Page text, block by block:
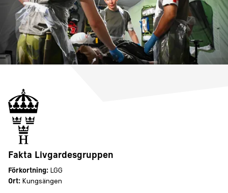
Fakta Livgardesgruppen
Förkortning: LGG
Ort: Kungsängen